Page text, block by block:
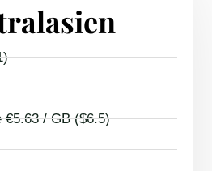
€5.63 / GB ($6.5)